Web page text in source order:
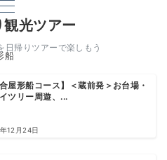
光ツアー
日帰りツアーで楽しもう
船
合屋形船コース】＜蔵前発＞お台場・
ツリー周遊、...
12月24日